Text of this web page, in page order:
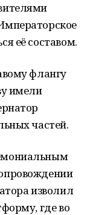
её составом.
флангу
имели
частей.
изволил
где во